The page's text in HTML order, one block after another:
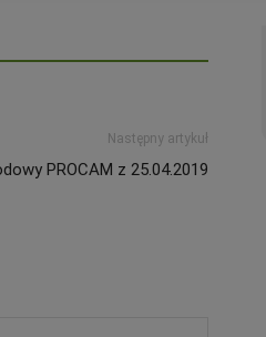
Następny artykuł
PROCAM z 25.04.2019